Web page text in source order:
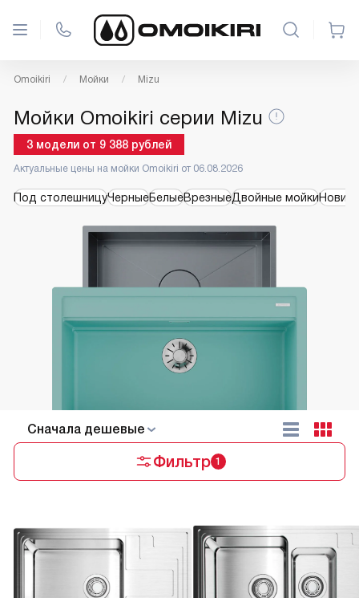
Omoikiri Мойки Mizu
Мойки Omoikiri серии Mizu
3 модели от 9 388 рублей
Актуальные цены на мойки Omoikiri от 06.08.2026
Под столешницуЧерныеБелыеВрезныеДвойные мойки
Cначала дешевые
Фильтр 1